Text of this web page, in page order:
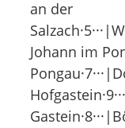
an der
Johann im